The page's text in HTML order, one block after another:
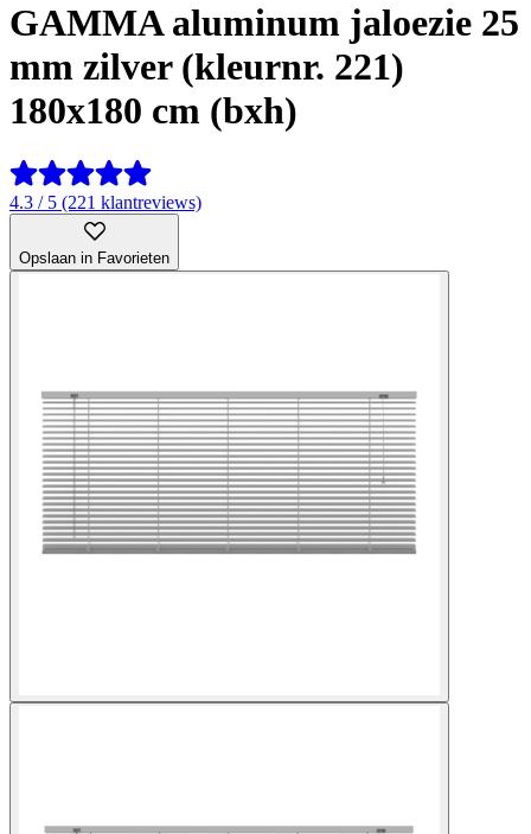
GAMMA aluminum jaloezie 25
mm zilver (kleurnr. 221)
180x180 cm (bxh)
4.3 / 5 (221 klantreviews)
Opslaan in Favorieten